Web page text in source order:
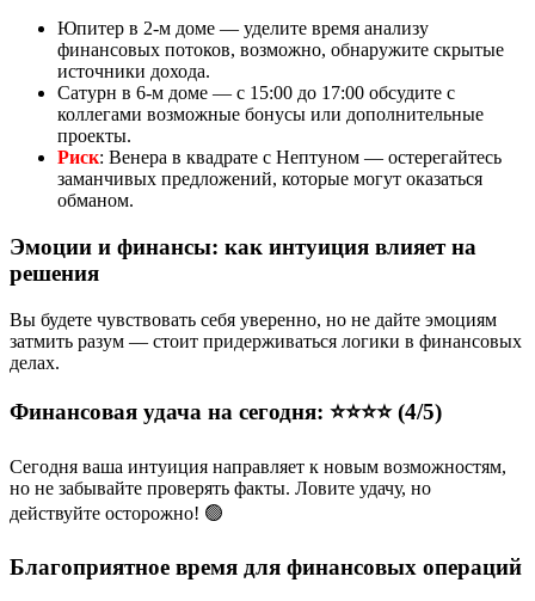
Юпитер в 2-м доме — уделите время анализу
финансовых потоков, возможно, обнаружите скрытые
источники дохода.
Сатурн в 6-м доме — с 15:00 до 17:00 обсудите с
коллегами возможные бонусы или дополнительные
проекты.
Риск: Венера в квадрате с Нептуном — остерегайтесь
заманчивых предложений, которые могут оказаться
обманом.
Эмоции и финансы: как интуиция влияет на
решения
Вы будете чувствовать себя уверенно, но не дайте эмоциям
затмить разум — стоит придерживаться логики в финансовых
делах.
Финансовая удача на сегодня: ⭐⭐⭐⭐ (4/5)
Сегодня ваша интуиция направляет к новым возможностям,
но не забывайте проверять факты. Ловите удачу, но
действуйте осторожно! 🟢
Благоприятное время для финансовых операций